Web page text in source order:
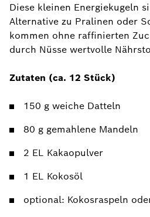
Diese kleinen Energiekugeln
Alternative zu Pralinen oder
kommen ohne raffinierten
durch Nüsse wertvolle
Zutaten (ca. 12 Stück)
150 g weiche Datteln
80 g gemahlene Mandeln
2 EL Kakaopulver
1 EL Kokosöl
optional: Kokosraspeln